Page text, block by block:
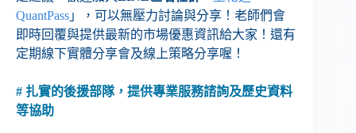
QuantPass 」，可以無壓力討論與分享！老師們會
即時回覆與提供最新的市場優惠資訊給大家！還有
定期線下實體分享會及線上策略分享喔！
# 扎實的後援部隊，提供專業服務諮詢及歷史資料
等協助